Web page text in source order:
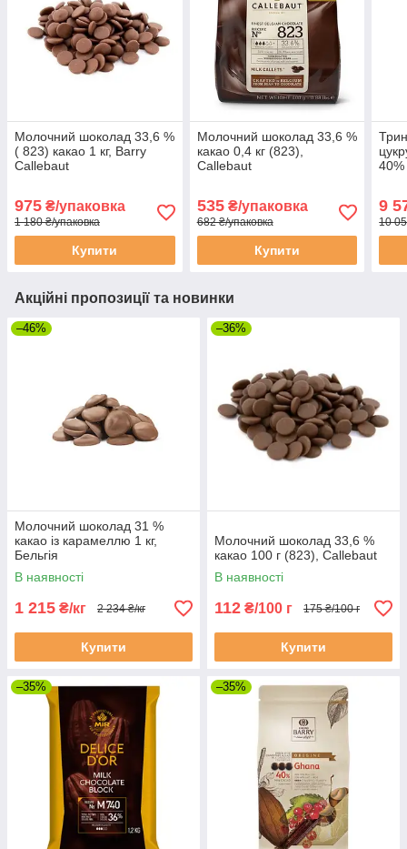
Молочний шоколад 33,6 %
( 823) какао 1 кг, Barry
Callebaut
975 ₴/упаковка
1 180 ₴/упаковка
Купити
Молочний шоколад 33,6 %
какао 0,4 кг (823),
Callebaut
535₴/упаковка
682 ₴/упаковка
Купити
40%
9
10
Акційні пропозиції та новинки
–46%
Молочний шоколад 31 %
какао із карамеллю 1 кг,
Бельгія
В наявності
1 215 ₴/кг 2 234 ₴/кг
Купити
–36%
Молочний шоколад 33,6 %
какао 100 г (823), Callebaut
В наявності
112 ₴/100 г 175 ₴/100 г
Купити
–35% –35%